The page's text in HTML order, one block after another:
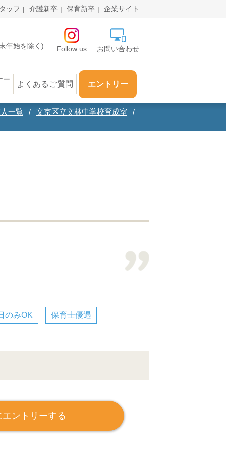
ッフ 介護新卒 保育新卒 企業サイト
年始を除く) Follow us お問い合わせ
ー
よくあるご質問 エントリー
一覧 文京区立文林中学校育成室
のみOK 保育士優遇
ントリーする